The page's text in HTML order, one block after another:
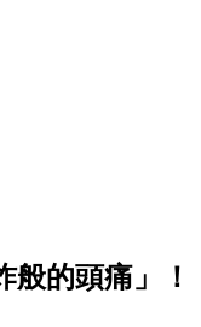
般的頭痛」！